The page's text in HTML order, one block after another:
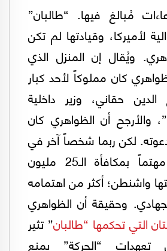
مُبالغ فيها. “طالبان”
لأميركا، وقيادتها لم تكن
ويُقال إن المنزل الذي
كان مملوكاً لأحد كبار
حقاني، وزير داخلية
والأرجح أن الظواهري كان
لكن ربما شخصاً آخر في
“طالبان” كان مهتماً بمكافأة الـ25 مليون
واشنطن؛ أكثر من اهتمامه
وحقيقة أن الظواهري
التي تحكمها “طالبان” تثير
“الحركة” بمنع